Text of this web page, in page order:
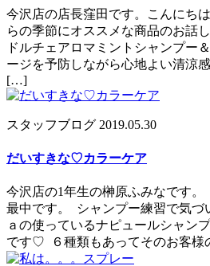
今沢店の店長窪田です。こんにち
らの季節にオススメな商品のお話
ドルチェアロマミントシャンプー
ージを予防しながら心地よい清涼
[…]
スタッフブログ 2019.05.30
だいすきな♡カラーケア
今沢店の1年生の榊原ふみなです
最中です。 シャンプー練習で気づ
ａの使っているナピュールシャン
です♡ ６種類もあってそのお客